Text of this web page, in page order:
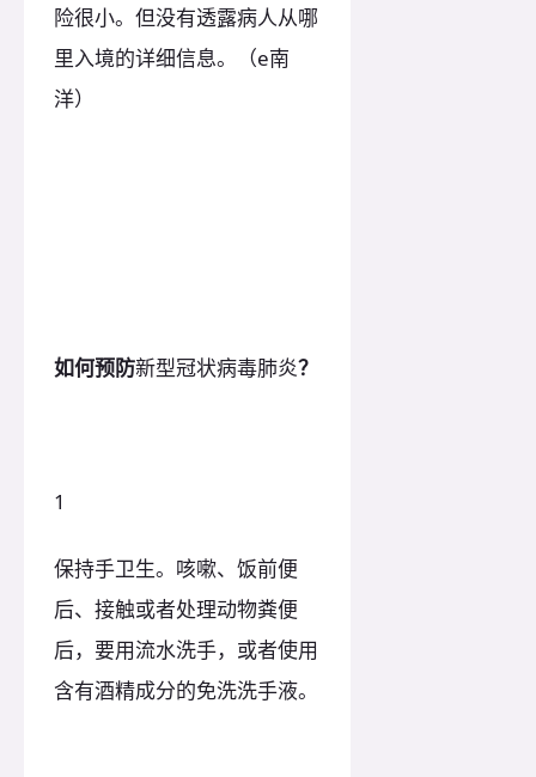
险很小。但没有透露病人从哪
里入境的详细信息。（e南
洋）
如何预防新型冠状病毒肺炎？
1
保持手卫生。咳嗽、饭前便
后、接触或者处理动物粪便
后，要用流水洗手，或者使用
含有酒精成分的免洗洗手液。